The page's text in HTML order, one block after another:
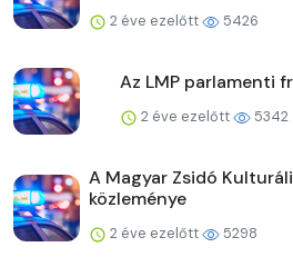
2 éve ezelőtt 5426
Az LMP parlamenti
2 éve ezelőtt 5342
A Magyar Zsidó
közleménye
2 éve ezelőtt 5298